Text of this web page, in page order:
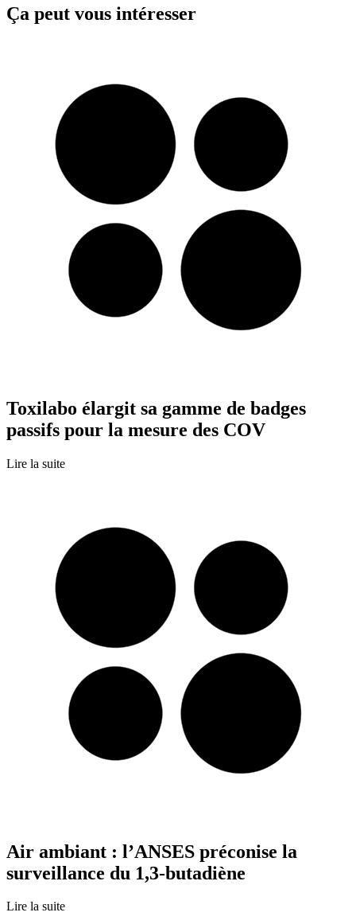
Ça peut vous intéresser
Toxilabo élargit sa gamme de badges
passifs pour la mesure des COV
Lire la suite
Air ambiant : l’ANSES préconise la
surveillance du 1,3-butadiène
Lire la suite